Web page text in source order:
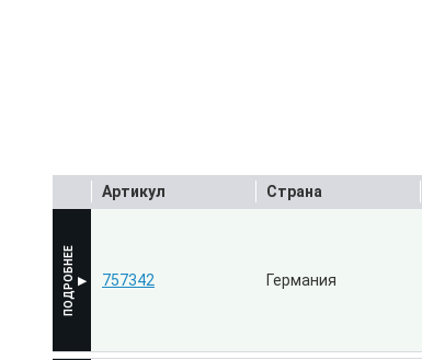
Артикул Страна
757342 Германия